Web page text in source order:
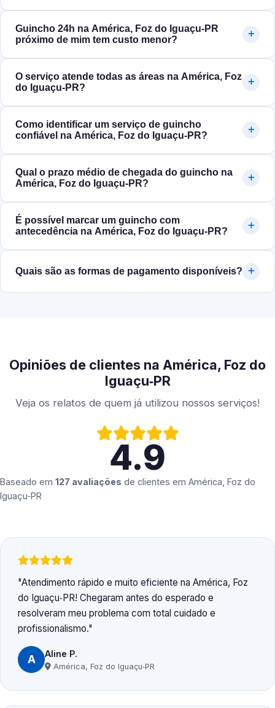
Guincho 24h na América, Foz do Iguaçu‑PR
próximo de mim tem custo menor?
O serviço atende todas as áreas na América, Foz
do Iguaçu‑PR?
Como identificar um serviço de guincho
confiável na América, Foz do Iguaçu‑PR?
Qual o prazo médio de chegada do guincho na
América, Foz do Iguaçu‑PR?
É possível marcar um guincho com
antecedência na América, Foz do Iguaçu‑PR?
Quais são as formas de pagamento disponíveis?
Opiniões de clientes na América, Foz do
Iguaçu‑PR
Veja os relatos de quem já utilizou nossos serviços!
4.9
Baseado em 127 avaliações de clientes em América, Foz do
Iguaçu‑PR
Atendimento rápido e muito eficiente na América, Foz
do Iguaçu‑PR! Chegaram antes do esperado e
resolveram meu problema com total cuidado e
profissionalismo.
A Aline P.
América, Foz do Iguaçu‑PR